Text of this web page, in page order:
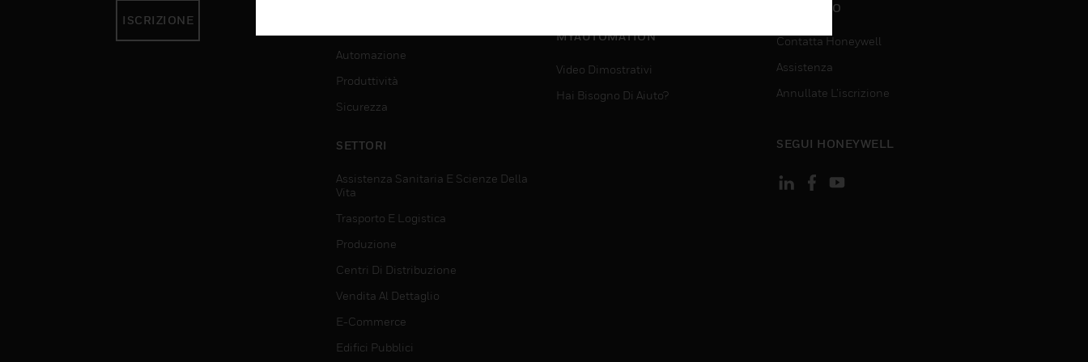
ISCRIZIONE
Automazione
Produttività
Sicurezza
SETTORI
Assistenza Sanitaria E Scienze Della
Vita
Trasporto E Logistica
Produzione
Centri Di Distribuzione
Vendita Al Dettaglio
E-Commerce
Edifici Pubblici
MYAUTOMATION
Video Dimostrativi
Hai Bisogno Di Aiuto?
CONTATTO
Contatta Honeywell
Assistenza
Annullate L’iscrizione
SEGUI HONEYWELL